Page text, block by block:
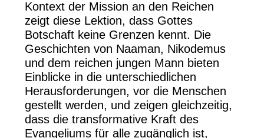
Kontext der Mission an den Reichen
zeigt diese Lektion, dass Gottes
Botschaft keine Grenzen kennt. Die
Geschichten von Naaman, Nikodemus
und dem reichen jungen Mann bieten
Einblicke in die unterschiedlichen
Herausforderungen, vor die Menschen
gestellt werden, und zeigen gleichzeitig,
dass die transformative Kraft des
Evangeliums für alle zugänglich ist,